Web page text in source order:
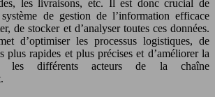
les livraisons, etc. Il est donc crucial de
de gestion de l’information efficace
de stocker et d’analyser toutes ces données.
d’optimiser les processus logistiques, de
plus rapides et plus précises et d’améliorer la
les différents acteurs de la chaîne